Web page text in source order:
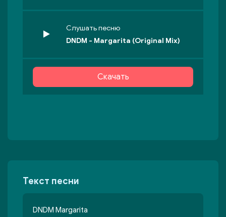
Слушать песню
DNDM - Margarita (Original Mix)
Скачать
Текст песни
DNDM Margarita